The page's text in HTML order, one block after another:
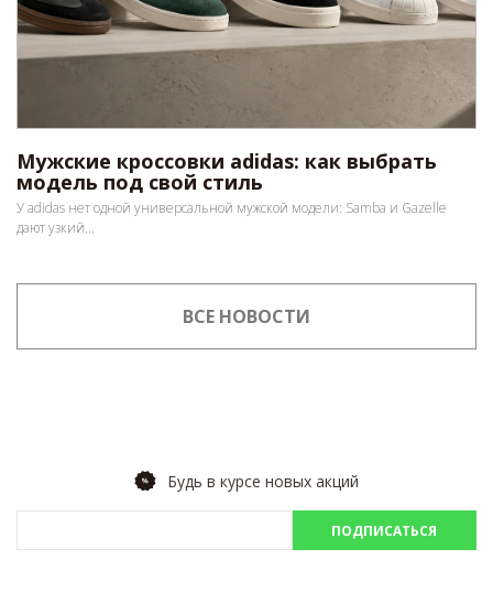
Мужские кроссовки adidas: как выбрать
модель под свой стиль
У adidas нет одной универсальной мужской модели: Samba и Gazelle
дают узкий...
ВСЕ НОВОСТИ
Будь в курсе новых акций
ПОДПИСАТЬСЯ